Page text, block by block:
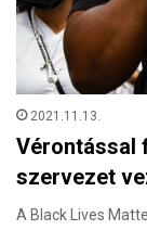
2021.11.13.
Vérontással
szervezet
A Black Lives